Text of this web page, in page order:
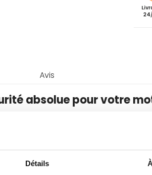
Détails
Avis
absolue pour votre